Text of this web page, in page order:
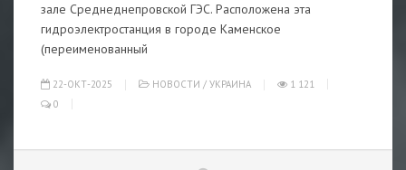
зале Среднеднепровской ГЭС. Расположена эта
гидроэлектростанция в городе Каменское
(переименованный
22-ОКТ-2025 НОВОСТИ / УКРАИНА
1 121
0